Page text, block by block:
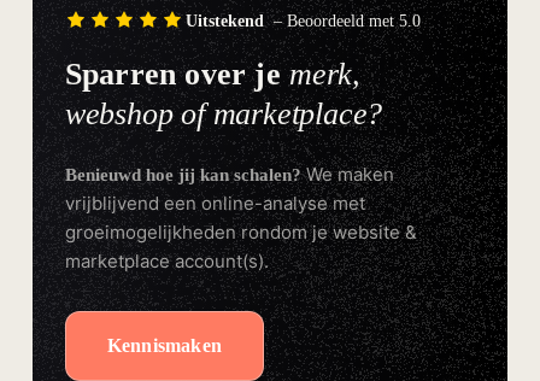
Uitstekend– Beoordeeld met 5.0
Sparren over jemerk,
webshop of marketplace?
Benieuwd hoe jij kan schalen?We maken
vrijblijvend een online-analyse met
groeimogelijkheden rondom je website &
marketplace account(s).
Kennismaken